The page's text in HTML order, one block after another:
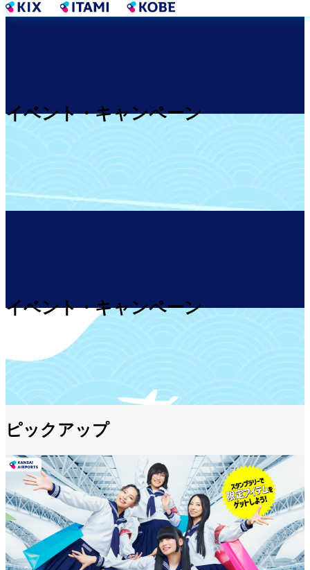
メ
ツ
イベント・キャンペーン
イベント・キャンペーン
ピックアップ